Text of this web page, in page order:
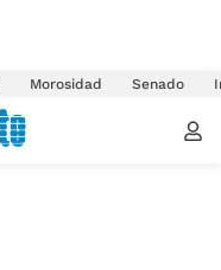
Morosidad Senado